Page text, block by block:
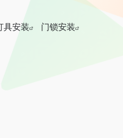
具安装 门锁安装